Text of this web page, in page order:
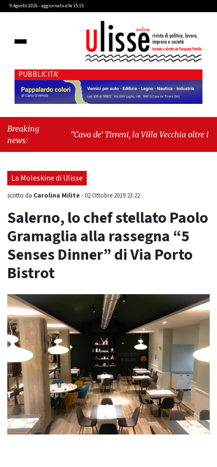
9 Agosto 2026 - aggiornato alle 15:15
PUBBLICITA'
Breaking
news:
"Cava de’ Tirreni, la Villa Vecchia oltre i vandali:
consiliare: “Serve chiarezza!”"
La Moleskine di Ulisse
scritto da Carolina Milite -02 Ottobre 2019 23:22
Salerno, lo chef stellato Paolo
Gramaglia alla rassegna “5
Senses Dinner” di Via Porto
Bistrot